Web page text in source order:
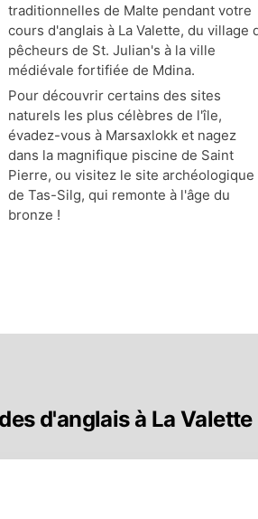
traditionnelles de Malte pendant votre
cours d'anglais à La Valette, du village
pêcheurs de St. Julian's à la ville
médiévale fortifiée de Mdina.
Pour découvrir certains des sites
naturels les plus célèbres de l'île,
évadez-vous à Marsaxlokk et nagez
dans la magnifique piscine de Saint
Pierre, ou visitez le site archéologique
de Tas-Silg, qui remonte à l'âge du
bronze !
d'anglais à La Valette